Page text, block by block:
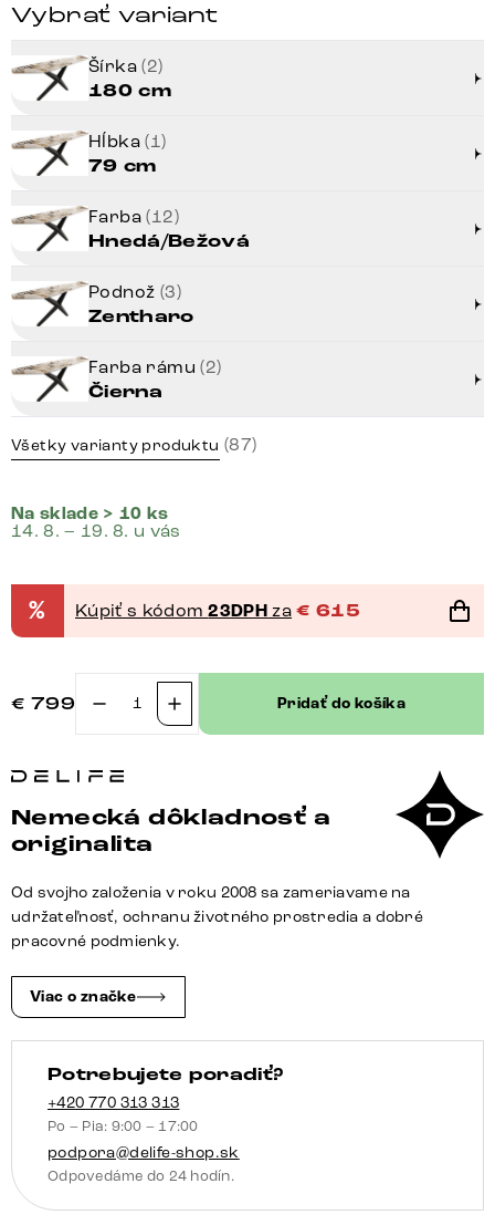
Vybrať variant
Šírka(2)
180 cm
Hĺbka(1)
79 cm
Farba(12)
Hnedá/Bežová
Podnož (3)
Zentharo
Farba rámu(2)
Čierna
Všetky varianty produktu (87)
Na sklade > 10 ks
14. 8. – 19. 8. u vás
% Kúpiť s kódom23DPH za € 615
€ 799
množstvo
stolík
polygonálny
180×50
keramika
patagonia
Zentharo
kov
čierna
Pridať do košíka
Nemecká dôkladnosť a
originalita
Od svojho založenia v roku 2008 sa zameriavame na
udržateľnosť, ochranu životného prostredia a dobré
pracovné podmienky.
Viac o značke
Potrebujete poradiť?
+420 770 313 313
Po – Pia: 9:00 – 17:00
podpora@delife-shop.sk
Odpovedáme do 24 hodín.